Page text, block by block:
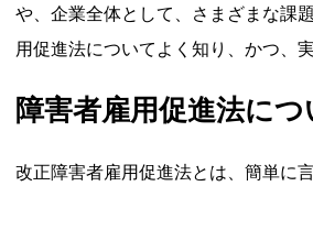
や、企業全体として、さまざまな課
用促進法についてよく知り、かつ、
障害者雇用促進法につ
改正障害者雇用促進法とは、簡単に